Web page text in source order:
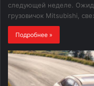
следующей неделе.
грузовичок Mitsubishi,
Подробнее »